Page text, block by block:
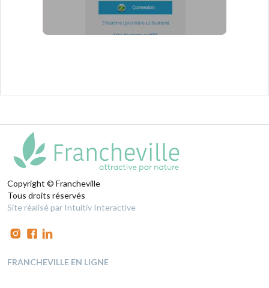
Copyright © Francheville
Tous droits réservés
Site réalisé par Intuitiv Interactive
FRANCHEVILLE EN LIGNE